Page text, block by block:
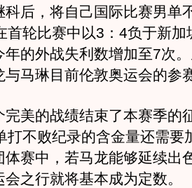
科后，将自己国际比赛男单
首轮比赛中以3：4负于新加
年的外战失利数增加至7次
与马琳目前伦敦奥运会的参
的战绩结束了本赛季的
打不败纪录的含金量还需要
体赛中，若马龙能够延续出
之行就将基本成为定数。